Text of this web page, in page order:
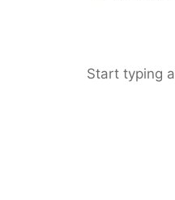
Start typing